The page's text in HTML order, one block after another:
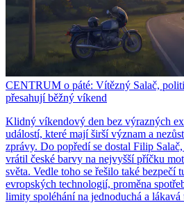
CENTRUM o páté: Vítězný Salač,
přesahují běžný víkend
Klidný víkendový den bez výrazných
událostí, které mají širší význam a
zprávy. Do popředí se dostal Filip
vrátil české barvy na nejvyšší příčku
světa. Vedle toho se řešilo také bezpečí
evropských technologií, proměna
limity spoléhání na jednoduchá a lákavá